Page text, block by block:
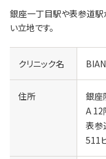
銀座一丁目駅や表参道駅
い立地です。
クリニック名
住所
銀座
A 12
表参
511